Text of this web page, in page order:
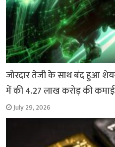
जोरदार तेजी के साथ बंद हुआ
में की 4.27 लाख करोड़ की कमाई
July 29, 2026